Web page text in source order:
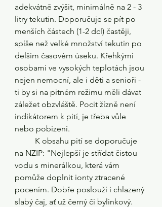
adekvátně zvýšit, minimálně na 2 - 3
litry tekutin. Doporučuje se pít po
menších částech (1-2 dcl) častěji,
spíše než velké množství tekutin po
delším časovém úseku. Křehkými
osobami ve vysokých teplotách jsou
nejen nemocní, ale i děti a senioři -
ti by si na pitném režimu měli dávat
záležet obzvláště. Pocit žízně není
indikátorem k pití, je třeba vůle
nebo pobízení.
na NZIP: "Nejlepší je střídat čistou
vodu s minerálkou, která vám
pomůže doplnit ionty ztracené
pocením. Dobře poslouží i chlazený
slabý čaj, ať už černý či bylinkový.